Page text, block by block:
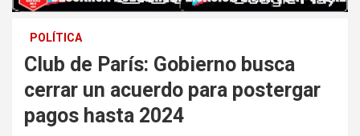
POLÍTICA
Club de París: Gobierno busca
cerrar un acuerdo para postergar
pagos hasta 2024